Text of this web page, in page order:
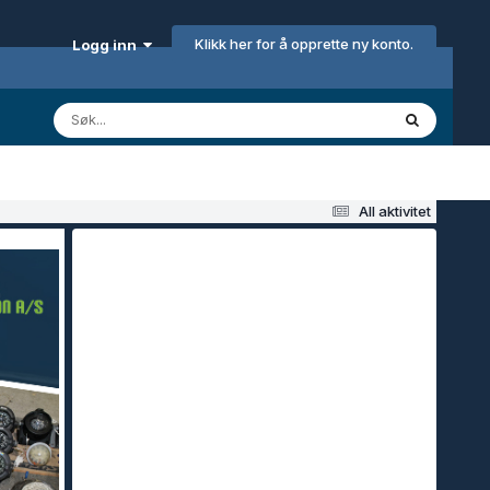
Logg inn Klikk her for å opprette ny konto.
All aktivitet